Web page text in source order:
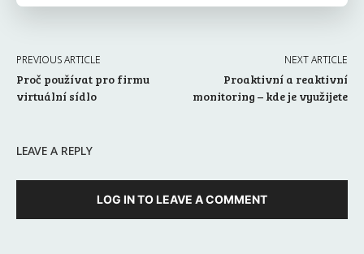
PREVIOUS ARTICLE
Proč používat pro firmu
virtuální sídlo
NEXT ARTICLE
Proaktivní a reaktivní
monitoring – kde je využijete
LEAVE A REPLY
LOG IN TO LEAVE A COMMENT